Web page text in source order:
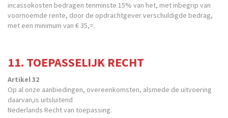
incassokosten bedragen tenminste 15% van het, met inbegrip van
voornoemde rente, door de opdrachtgever verschuldigde bedrag,
met een minimum van € 35,=.
11. TOEPASSELIJK RECHT
Artikel 32
Op al onze aanbiedingen, overeenkomsten, alsmede de uitvoering
daarvan,is uitsluitend
Nederlands Recht van toepassing.